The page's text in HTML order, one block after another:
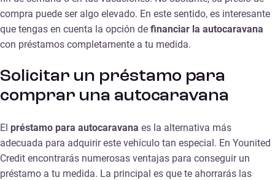
compra puede ser algo elevado. En este sentido, es interesante
que tengas en cuenta la opción de financiar la autocaravana
con préstamos completamente a tu medida.
Solicitar un préstamo para
comprar una autocaravana
El préstamo para autocaravana es la alternativa más
adecuada para adquirir este vehículo tan especial. En Younited
Credit encontrarás numerosas ventajas para conseguir un
préstamo a tu medida. La principal es que te ahorrarás las